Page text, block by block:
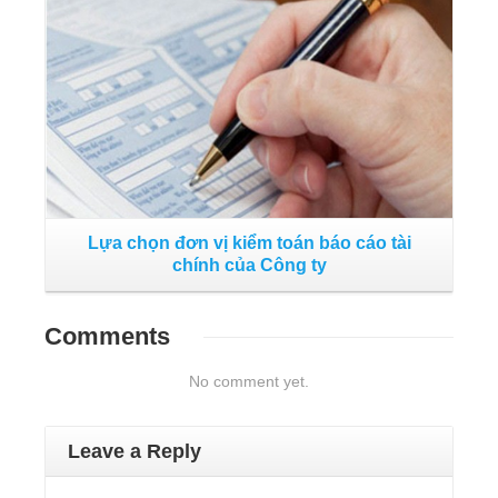
Lựa chọn đơn vị kiểm toán báo cáo tài
chính của Công ty
Comments
No comment yet.
Leave a Reply